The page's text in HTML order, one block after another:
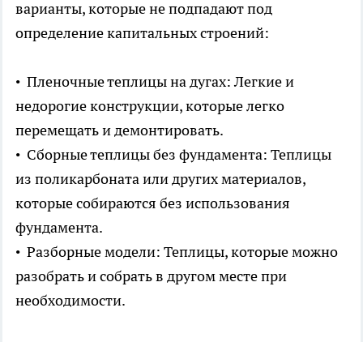
варианты, которые не подпадают под
определение капитальных строений:
• Пленочные теплицы на дугах: Легкие и
недорогие конструкции, которые легко
перемещать и демонтировать.
• Сборные теплицы без фундамента: Теплицы
из поликарбоната или других материалов,
которые собираются без использования
фундамента.
• Разборные модели: Теплицы, которые можно
разобрать и собрать в другом месте при
необходимости.